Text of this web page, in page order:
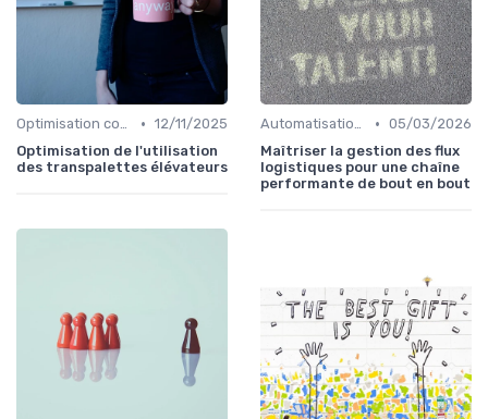
Optimisation coûts • 12/11/2025
Optimisation de l'utilisation
des transpalettes élévateurs
Automatisation processus • 05/03/2026
Maîtriser la gestion des flux
logistiques pour une chaîne
performante de bout en bout